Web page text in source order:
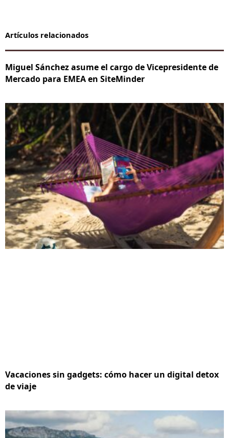
Artículos relacionados
Miguel Sánchez asume el cargo de Vicepresidente de
Mercado para EMEA en SiteMinder
Vacaciones sin gadgets: cómo hacer un digital detox
de viaje